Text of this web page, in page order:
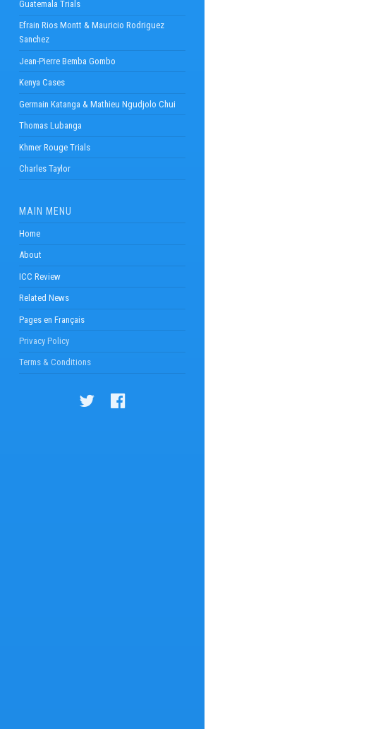
Guatemala Trials
Efrain Rios Montt & Mauricio Rodriguez
Sanchez
Jean-Pierre Bemba Gombo
Kenya Cases
Germain Katanga & Mathieu Ngudjolo Chui
Thomas Lubanga
Khmer Rouge Trials
Charles Taylor
MAIN MENU
Home
About
ICC Review
Related News
Pages en Français
Privacy Policy
Terms & Conditions